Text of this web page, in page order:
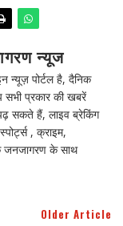
न्यूज
पोर्टल है, दैनिक
प्रकार की खबरें
सकते हैं, लाइव ब्रेकिंग
, क्राइम,
जनजागरण के साथ
Older Article